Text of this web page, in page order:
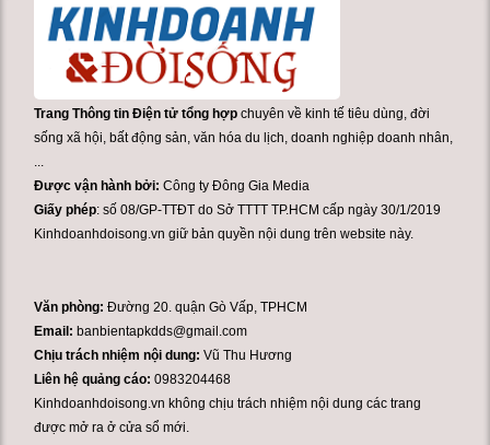
Trang Thông tin Điện tử tổng hợp chuyên về kinh tế tiêu dùng, đời
sống xã hội, bất động sản, văn hóa du lịch, doanh nghiệp doanh nhân,
...
Được vận hành bởi:Công ty Đông Gia Media
Giấy phép: số 08/GP-TTĐT do Sở TTTT TP.HCM cấp ngày 30/1/2019
Kinhdoanhdoisong.vn giữ bản quyền nội dung trên website này.
Văn phòng:Đường 20. quận Gò Vấp, TPHCM
Email: banbientapkdds@gmail.com
Chịu trách nhiệm nội dung: Vũ Thu Hương
Liên hệ quảng cáo:0983204468
Kinhdoanhdoisong.vn không chịu trách nhiệm nội dung các trang
được mở ra ở cửa sổ mới.